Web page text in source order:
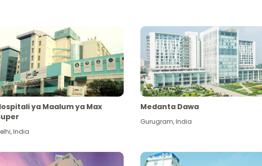
ya Maalum ya Max
,India
Medanta Dawa
Gurugram,India